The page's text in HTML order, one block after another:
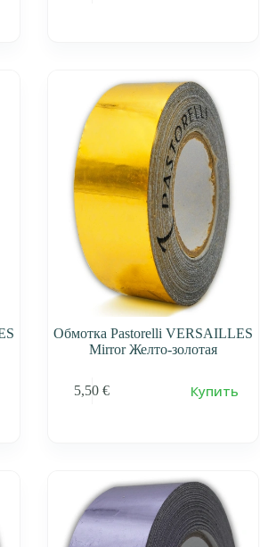
Обмотка Pastorelli VERSAILLES
Mirror Желто-золотая
5,50€ Купить